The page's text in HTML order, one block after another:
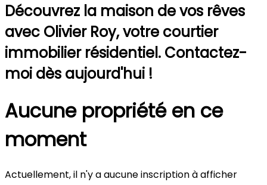
Découvrez la maison de vos rêves
avec Olivier Roy, votre courtier
immobilier résidentiel. Contactez-
moi dès aujourd'hui !
Aucune propriété en ce
moment
Actuellement, il n'y a aucune inscription à afficher